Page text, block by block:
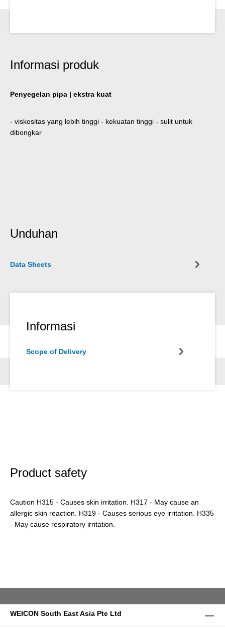
Informasi produk
Penyegelan pipa | ekstra kuat
- viskositas yang lebih tinggi - kekuatan tinggi - sulit untuk
dibongkar
Unduhan
Data Sheets
Informasi
Scope of Delivery
Product safety
Caution H315 - Causes skin irritation. H317 - May cause an
allergic skin reaction. H319 - Causes serious eye irritation. H335
- May cause respiratory irritation.
WEICON South East Asia Pte Ltd